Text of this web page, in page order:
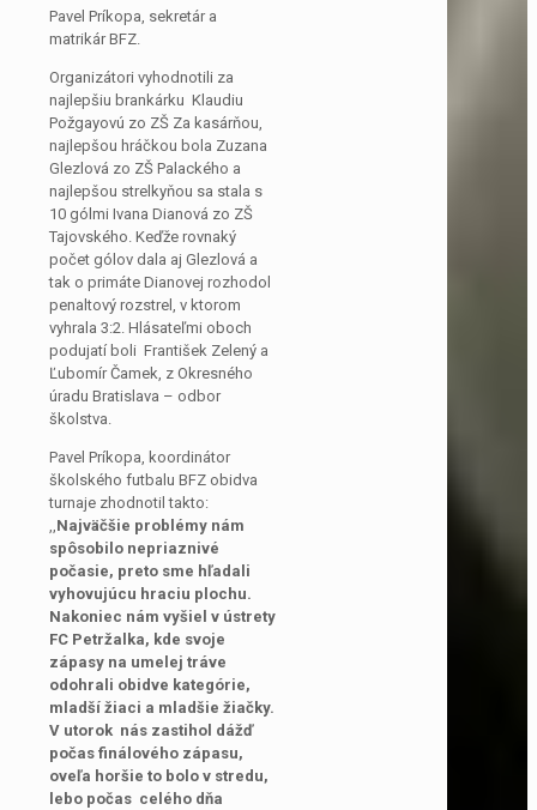
Pavel Príkopa, sekretár a
matrikár BFZ.
Organizátori vyhodnotili za
najlepšiu brankárku Klaudiu
Požgayovú zo ZŠ Za kasárňou,
najlepšou hráčkou bola Zuzana
Glezlová zo ZŠ Palackého a
najlepšou strelkyňou sa stala s
10 gólmi Ivana Dianová zo ZŠ
Tajovského. Keďže rovnaký
počet gólov dala aj Glezlová a
tak o primáte Dianovej rozhodol
penaltový rozstrel, v ktorom
vyhrala 3:2. Hlásateľmi oboch
podujatí boli František Zelený a
Ľubomír Čamek, z Okresného
úradu Bratislava – odbor
školstva.
Pavel Príkopa, koordinátor
školského futbalu BFZ obidva
turnaje zhodnotil takto:
Najväčšie problémy nám
spôsobilo nepriaznivé
počasie, preto sme hľadali
vyhovujúcu hraciu plochu.
Nakoniec nám vyšiel v ústrety
FC Petržalka, kde svoje
zápasy na umelej tráve
odohrali obidve kategórie,
mladší žiaci a mladšie žiačky.
V utorok nás zastihol dážď
počas finálového zápasu,
oveľa horšie to bolo v stredu,
lebo počas celého dňa